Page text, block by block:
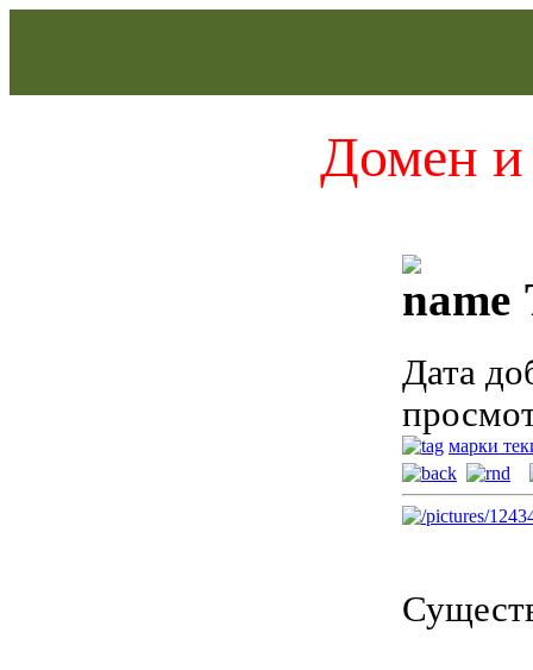
Домен и
Дата
марки